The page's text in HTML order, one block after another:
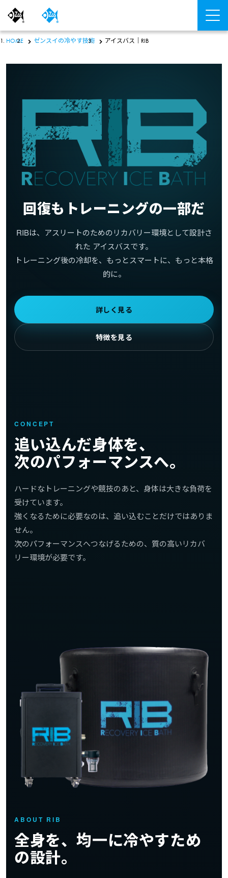
HOME ゼンスイの冷やす技術 アイスバス｜RIB
回復もトレーニングの一部だ
RIBは、アスリートのためのリカバリー環境として設計さ
れた アイスバスです。
トレーニング後の冷却を、もっとスマートに、もっと本格
的に。
詳しく見る
特徴を見る
CONCEPT
追い込んだ身体を、
次のパフォーマンスへ。
ハードなトレーニングや競技のあと、身体は大きな負荷を
受けています。
強くなるために必要なのは、追い込むことだけではありま
せん。
次のパフォーマンスへつなげるための、質の高いリカバ
リー環境が必要です。
ABOUT RIB
全身を、均一に冷やすため
の設計。